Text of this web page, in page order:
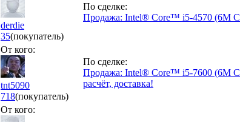
derdie
35(покупатель)
По сделке:
Продажа: Intel® Core™ i5-4570 (6M
От кого:
tnt5090
718(покупатель)
По сделке:
Продажа: Intel® Core™ i5-7600 (6M
расчёт, доставка!
От кого: